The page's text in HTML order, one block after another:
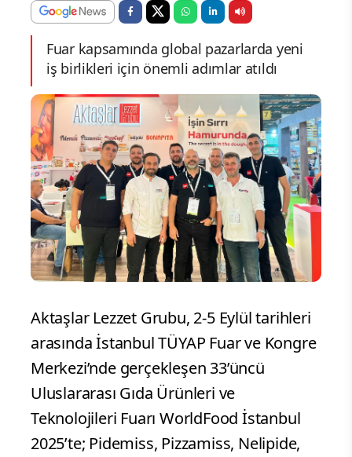
Fuar kapsamında global pazarlarda yeni
iş birlikleri için önemli adımlar atıldı
Aktaşlar Lezzet Grubu, 2-5 Eylül tarihleri
arasında İstanbul TÜYAP Fuar ve Kongre
Merkezi’nde gerçekleşen 33’üncü
Uluslararası Gıda Ürünleri ve
Teknolojileri Fuarı WorldFood İstanbul
2025’te; Pidemiss, Pizzamiss, Nelipide,